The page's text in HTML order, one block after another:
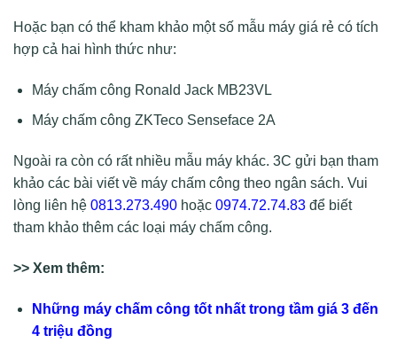
Hoặc bạn có thể kham khảo một số mẫu máy giá rẻ có tích
hợp cả hai hình thức như:
Máy chấm công Ronald Jack MB23VL
Máy chấm công ZKTeco Senseface 2A
Ngoài ra còn có rất nhiều mẫu máy khác. 3C gửi bạn tham
khảo các bài viết về máy chấm công theo ngân sách. Vui
lòng liên hệ 0813.273.490 hoặc 0974.72.74.83 để biết
tham khảo thêm các loại máy chấm công.
>> Xem thêm:
Những máy chấm công tốt nhất trong tầm giá 3 đến
4 triệu đồng